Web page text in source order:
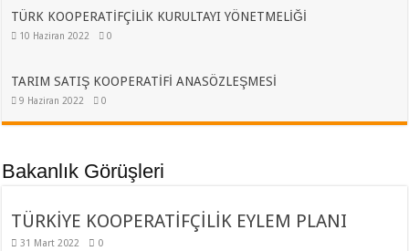
TÜRK KOOPERATİFÇİLİK KURULTAYI YÖNETMELİĞİ
10 Haziran 2022 0
TARIM SATIŞ KOOPERATİFİ ANASÖZLEŞMESİ
9 Haziran 2022 0
Bakanlık Görüşleri
TÜRKİYE KOOPERATİFÇİLİK EYLEM PLANI
31 Mart 2022 0